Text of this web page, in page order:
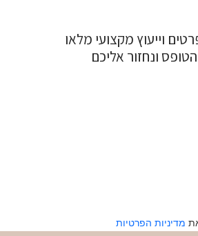
וייעוץ מקצועי מלאו
ונחזור אליכם
מדיניות הפרטיות